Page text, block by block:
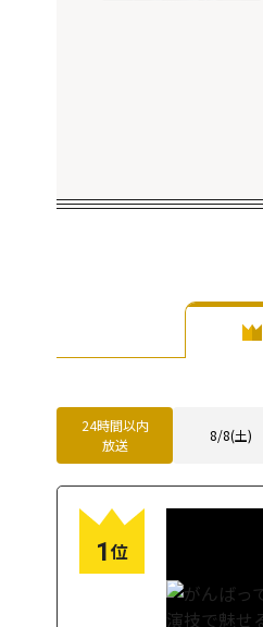
24時間以内
放送
8/8(土)
1位